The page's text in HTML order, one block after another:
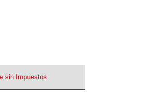
sin Impuestos